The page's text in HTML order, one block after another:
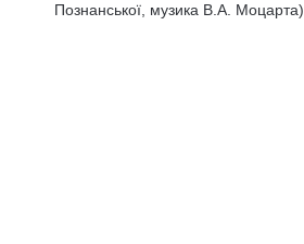
Познанської, музика В.А. Моцарта).